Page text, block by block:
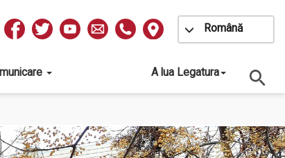
Redes
Sociales
Română
Toggle
A lua Legatura